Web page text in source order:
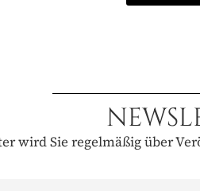
wird Sie regelmäßig über